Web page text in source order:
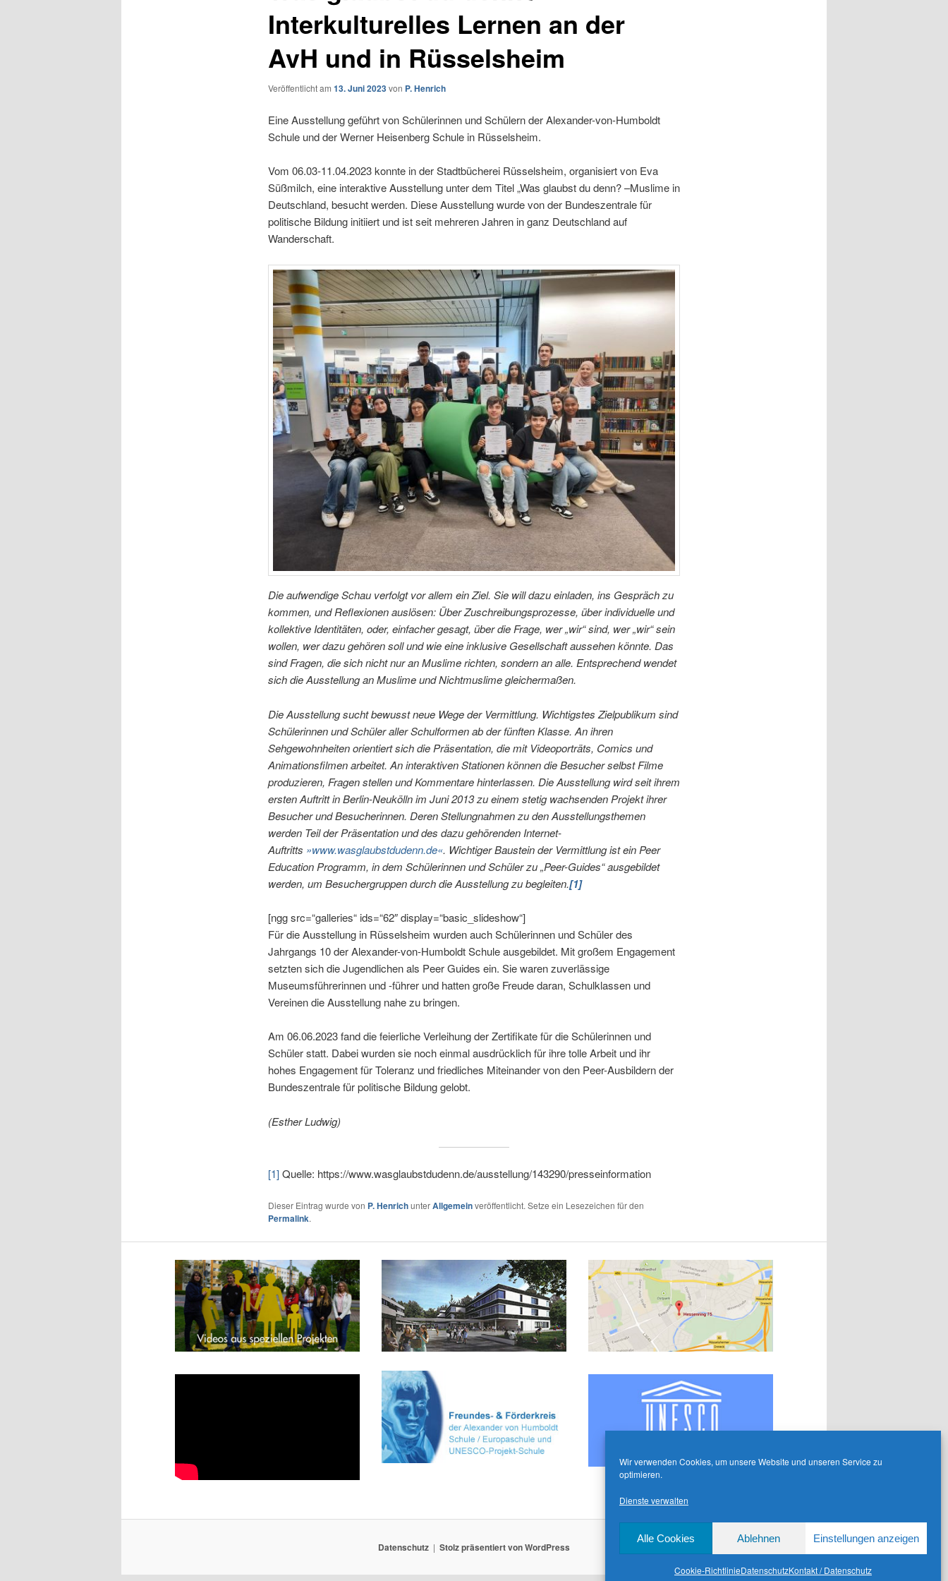
Wir verwenden Cookies, um unsere Website und unseren Service zu
optimieren.
Dienste verwalten
Alle Cookies Ablehnen Einstellungen anzeigen
Cookie-RichtlinieDatenschutzKontakt / Datenschutz
Interkulturelles Lernen an der
AvH und in Rüsselsheim
Veröffentlicht am 13. Juni 2023von P. Henrich
Eine Ausstellung geführt von Schülerinnen und Schülern der Alexander-von-Humboldt
Schule und der Werner Heisenberg Schule in Rüsselsheim.
Vom 06.03-11.04.2023 konnte in der Stadtbücherei Rüsselsheim, organisiert von Eva
Süßmilch, eine interaktive Ausstellung unter dem Titel „Was glaubst du denn? –Muslime in
Deutschland, besucht werden. Diese Ausstellung wurde von der Bundeszentrale für
politische Bildung initiiert und ist seit mehreren Jahren in ganz Deutschland auf
Wanderschaft.
Die aufwendige Schau verfolgt vor allem ein Ziel. Sie will dazu einladen, ins Gespräch zu
kommen, und Reflexionen auslösen: Über Zuschreibungsprozesse, über individuelle und
kollektive Identitäten, oder, einfacher gesagt, über die Frage, wer „wir“ sind, wer „wir“ sein
wollen, wer dazu gehören soll und wie eine inklusive Gesellschaft aussehen könnte. Das
sind Fragen, die sich nicht nur an Muslime richten, sondern an alle. Entsprechend wendet
sich die Ausstellung an Muslime und Nichtmuslime gleichermaßen.
Die Ausstellung sucht bewusst neue Wege der Vermittlung. Wichtigstes Zielpublikum sind
Schülerinnen und Schüler aller Schulformen ab der fünften Klasse. An ihren
Sehgewohnheiten orientiert sich die Präsentation, die mit Videoporträts, Comics und
Animationsfilmen arbeitet. An interaktiven Stationen können die Besucher selbst Filme
produzieren, Fragen stellen und Kommentare hinterlassen. Die Ausstellung wird seit ihrem
ersten Auftritt in Berlin-Neukölln im Juni 2013 zu einem stetig wachsenden Projekt ihrer
Besucher und Besucherinnen. Deren Stellungnahmen zu den Ausstellungsthemen
werden Teil der Präsentation und des dazu gehörenden Internet-
Auftritts »www.wasglaubstdudenn.de«. Wichtiger Baustein der Vermittlung ist ein Peer
Education Programm, in dem Schülerinnen und Schüler zu „Peer-Guides“ ausgebildet
werden, um Besuchergruppen durch die Ausstellung zu begleiten.[1]
[ngg src=“galleries“ ids=“62″ display=“basic_slideshow“]
Für die Ausstellung in Rüsselsheim wurden auch Schülerinnen und Schüler des
Jahrgangs 10 der Alexander-von-Humboldt Schule ausgebildet. Mit großem Engagement
setzten sich die Jugendlichen als Peer Guides ein. Sie waren zuverlässige
Museumsführerinnen und -führer und hatten große Freude daran, Schulklassen und
Vereinen die Ausstellung nahe zu bringen.
Am 06.06.2023 fand die feierliche Verleihung der Zertifikate für die Schülerinnen und
Schüler statt. Dabei wurden sie noch einmal ausdrücklich für ihre tolle Arbeit und ihr
hohes Engagement für Toleranz und friedliches Miteinander von den Peer-Ausbildern der
Bundeszentrale für politische Bildung gelobt.
(Esther Ludwig)
[1]Quelle: https://www.wasglaubstdudenn.de/ausstellung/143290/presseinformation
Dieser Eintrag wurde von P. HenrichunterAllgemeinveröffentlicht. Setze ein Lesezeichen für den
Permalink.
Datenschutz Stolz präsentiert von WordPress